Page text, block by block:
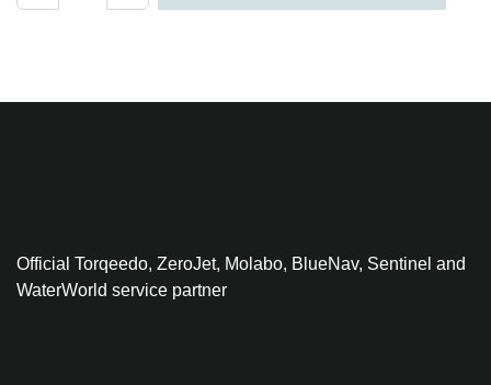
Official Torqeedo, ZeroJet, Molabo, BlueNav, Sentinel and
WaterWorld service partner